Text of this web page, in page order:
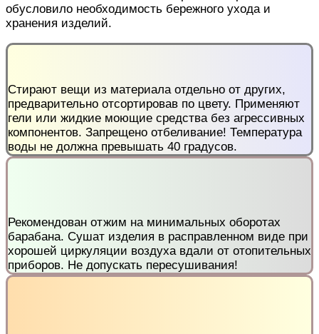
обусловило необходимость бережного ухода и
хранения изделий.
Стирают вещи из материала отдельно от других,
предварительно отсортировав по цвету. Применяют
гели или жидкие моющие средства без агрессивных
компонентов. Запрещено отбеливание! Температура
воды не должна превышать 40 градусов.
Рекомендован отжим на минимальных оборотах
барабана. Сушат изделия в расправленном виде при
хорошей циркуляции воздуха вдали от отопительных
приборов. Не допускать пересушивания!